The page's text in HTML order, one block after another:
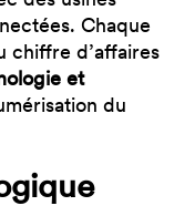
Chaque
chiffre d’affaires
et
du